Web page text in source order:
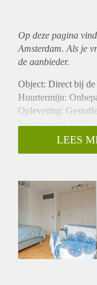
Op deze pagina
Amsterdam. Als je
de aanbieder.
Object: Direct bij de
Huurtermijn:
Oplevering:
Inkomen eis: Ja 2,9
Garantiestelling
Borg: 1 maand
Gedeelde keuken:
Gedeelde Douche:
Gedeelde
Huisgenoten: Nee
Geslacht
LEES